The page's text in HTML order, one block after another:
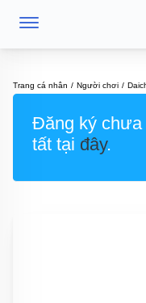
Trang cá nhân Người chơi
Đăng ký chưa
tất tại đây.